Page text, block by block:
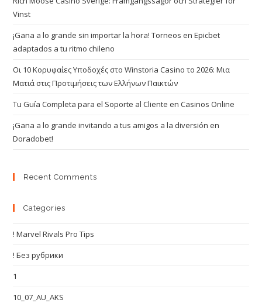
Vinst
¡Gana a lo grande sin importar la hora! Torneos en Epicbet
adaptados a tu ritmo chileno
Οι 10 Κορυφαίες Υποδοχές στο Winstoria Casino το 2026: Μια
Ματιά στις Προτιμήσεις των Ελλήνων Παικτών
Tu Guía Completa para el Soporte al Cliente en Casinos Online
¡Gana a lo grande invitando a tus amigos a la diversión en
Doradobet!
Recent Comments
Categories
! Marvel Rivals Pro Tips
! Без рубрики
1
10_07_AU_AKS